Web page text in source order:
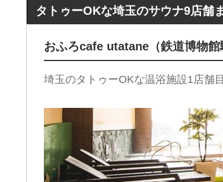
タトゥーOKな埼玉のサウナ9店舗
おふろcafe utatane（鉄道博物館
埼玉のタトゥーOKな温浴施設1店舗